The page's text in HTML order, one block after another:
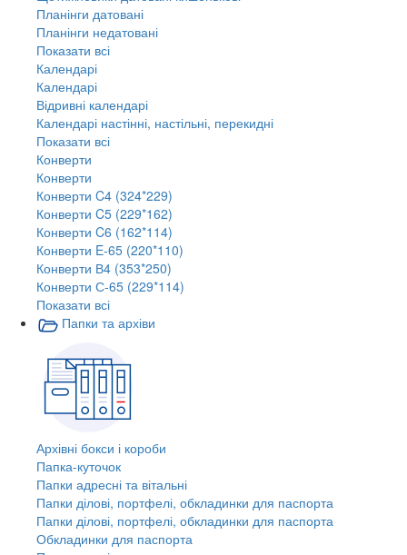
Планінги датовані
Планінги недатовані
Показати всі
Календарі
Календарі
Відривні календарі
Календарі настінні, настільні, перекидні
Показати всі
Конверти
Конверти
Конверти C4 (324*229)
Конверти C5 (229*162)
Конверти C6 (162*114)
Конверти E-65 (220*110)
Конверти В4 (353*250)
Конверти С-65 (229*114)
Показати всі
Папки та архіви
Архівні бокси і короби
Папка-куточок
Папки адресні та вітальні
Папки ділові, портфелі, обкладинки для паспорта
Папки ділові, портфелі, обкладинки для паспорта
Обкладинки для паспорта